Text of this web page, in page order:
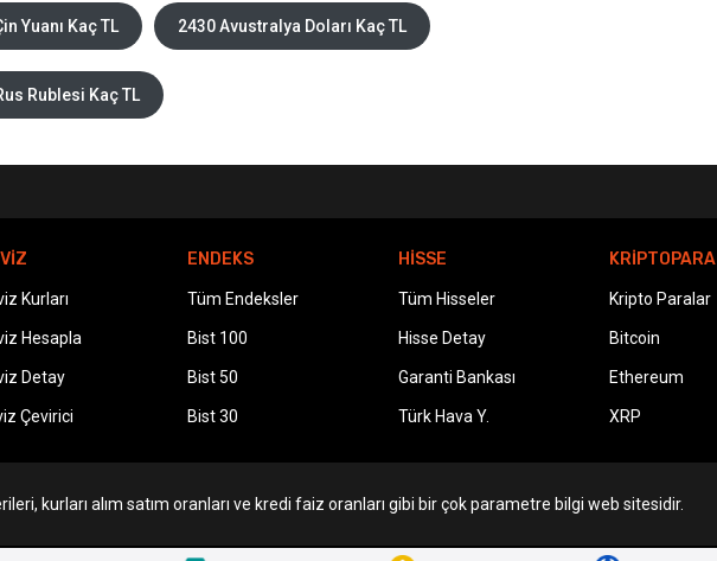
Yuanı Kaç TL 2430 Avustralya Doları Kaç TL
Rublesi Kaç TL
Kurları
Hesapla
Detay
Çevirici
ENDEKS
Tüm Endeksler
Bist 100
Bist 50
Bist 30
HİSSE
Tüm Hisseler
Hisse Detay
Garanti Bankası
Türk Hava Y.
KRİPTOPARA
Kripto Paralar
Bitcoin
Ethereum
XRP
kurları alım satım oranları ve kredi faiz oranları gibi bir çok parametre bilgi web sitesidir.